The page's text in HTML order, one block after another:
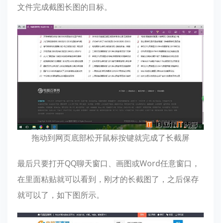
文件完成截图长图的目标。
拖动到网页底部松开鼠标按键就完成了长截屏
最后只要打开QQ聊天窗口、画图或Word任意窗口，
在里面粘贴就可以看到，刚才的长截图了，之后保存
就可以了，如下图所示。